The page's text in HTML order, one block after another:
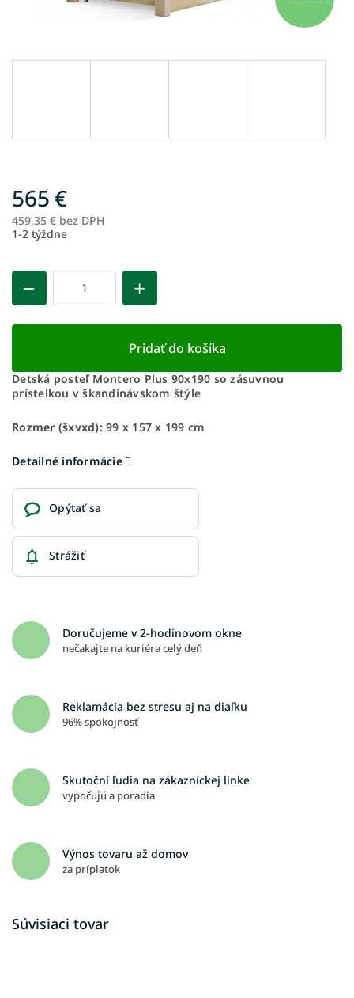
565 €
459,35 € bez DPH
1-2 týždne
Pridať do košíka
Detská posteľ Montero Plus 90x190 so zásuvnou
prístelkou v škandinávskom štýle
Rozmer (šxvxd): 99 x 157 x 199 cm
Detailné informácie
Opýtať sa
Strážiť
Doručujeme v 2-hodinovom okne
nečakajte na kuriéra celý deň
Reklamácia bez stresu aj na diaľku
96% spokojnosť
Skutoční ľudia na zákazníckej linke
vypočujú a poradia
Výnos tovaru až domov
za príplatok
Súvisiaci tovar